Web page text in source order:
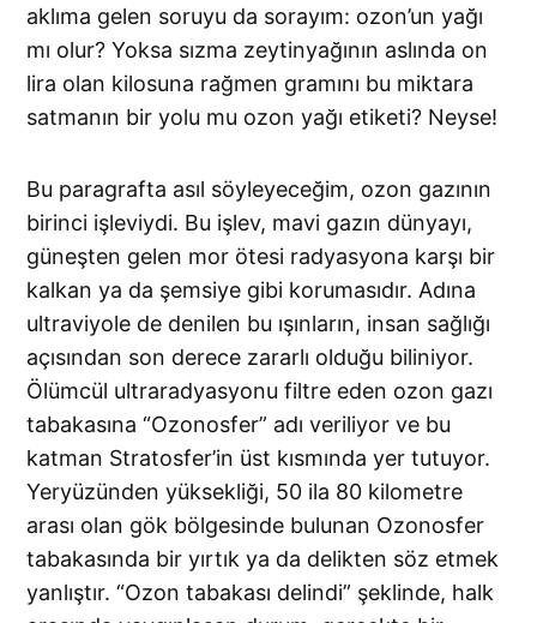
aklıma gelen soruyu da sorayım: ozon’un yağı
mı olur? Yoksa sızma zeytinyağının aslında on
lira olan kilosuna rağmen gramını bu miktara
satmanın bir yolu mu ozon yağı etiketi? Neyse!
Bu paragrafta asıl söyleyeceğim, ozon gazının
birinci işleviydi. Bu işlev, mavi gazın dünyayı,
güneşten gelen mor ötesi radyasyona karşı bir
kalkan ya da şemsiye gibi korumasıdır. Adına
ultraviyole de denilen bu ışınların, insan sağlığı
açısından son derece zararlı olduğu biliniyor.
Ölümcül ultraradyasyonu filtre eden ozon gazı
tabakasına “Ozonosfer” adı veriliyor ve bu
katman Stratosfer’in üst kısmında yer tutuyor.
Yeryüzünden yüksekliği, 50 ila 80 kilometre
arası olan gök bölgesinde bulunan Ozonosfer
tabakasında bir yırtık ya da delikten söz etmek
yanlıştır. “Ozon tabakası delindi” şeklinde, halk